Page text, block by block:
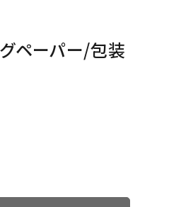
ペーパー/包装